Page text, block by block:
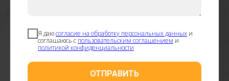
Я даюсогласие на обработку персональных данных и
соглашаюсь с пользовательским соглашением и
политикой конфиденциальности
ОТПРАВИТЬ